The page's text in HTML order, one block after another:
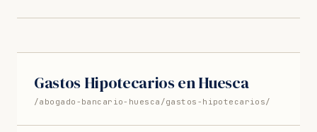
Gastos Hipotecarios en Huesca
/abogado-bancario-huesca/gastos-hipotecarios/